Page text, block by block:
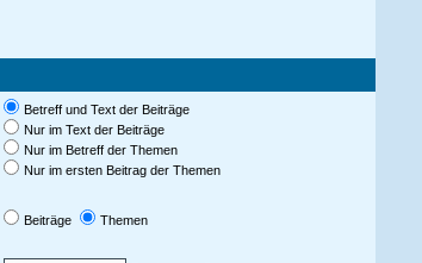
Betreff und Text der Beiträge
Nur im Text der Beiträge
Nur im Betreff der Themen
Nur im ersten Beitrag der Themen
Beiträge Themen